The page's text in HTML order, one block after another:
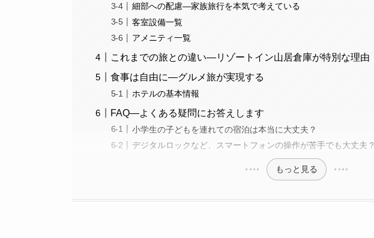
細部への配慮—家族旅行を本気で考えている
客室設備一覧
アメニティ一覧
これまでの旅との違い—リゾートイン山居倉庫が特別な理由
食事は自由に—グルメ旅が実現する
ホテルの基本情報
FAQ—よくある疑問にお答えします
小学生の子どもを連れての宿泊は本当に大丈夫？
デジタルロックなど、スマートフォンの操作が苦手でも大丈夫？
もっと見る